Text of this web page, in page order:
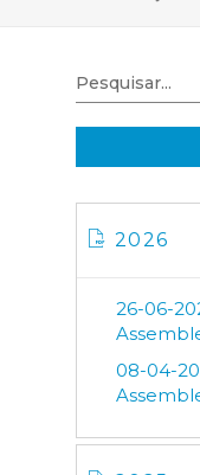
2026
26-06-
08-04-